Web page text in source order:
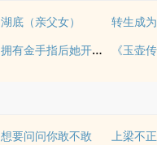
湖底（亲父女）
拥有金手指后她开始为所欲为（nph）
想要问问你敢不敢
上梁不正